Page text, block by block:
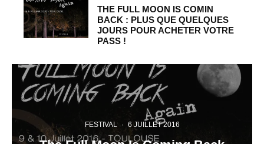
THE FULL MOON IS COMIN
BACK : PLUS QUE QUELQUES
JOURS POUR ACHETER VOTRE
PASS !
FESTIVAL · 6 JUILLET 2016